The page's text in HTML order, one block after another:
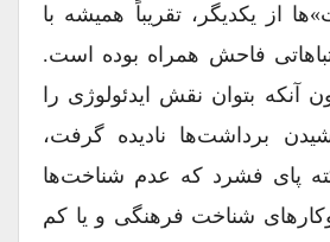
از یکدیگر، تقریباً همیشه با
فاحش همراه بوده است.
آن‏که بتوان نقش ایدئولوژى را
برداشت‏‌ها نادیده گرفت،
پاى فشرد که عدم شناخت‏‌ها
شناخت فرهنگى و یا کم‌